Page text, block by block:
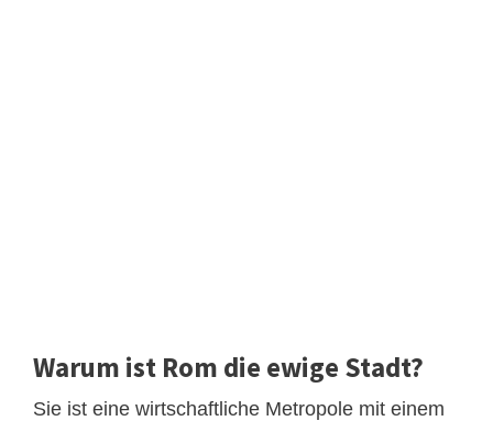
Warum ist Rom die ewige Stadt?
Sie ist eine wirtschaftliche Metropole mit einem